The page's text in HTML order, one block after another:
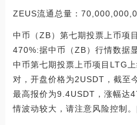
ZEUS流通总量：
中币（ZB）第七期投票上币项
470%:据中币（ZB）行情数据
中币第七期投票上币项目LTG
对，开盘价格为2USDT，截至
最高报价为9.4USDT，涨幅达
情波动较大，请注意风险控制